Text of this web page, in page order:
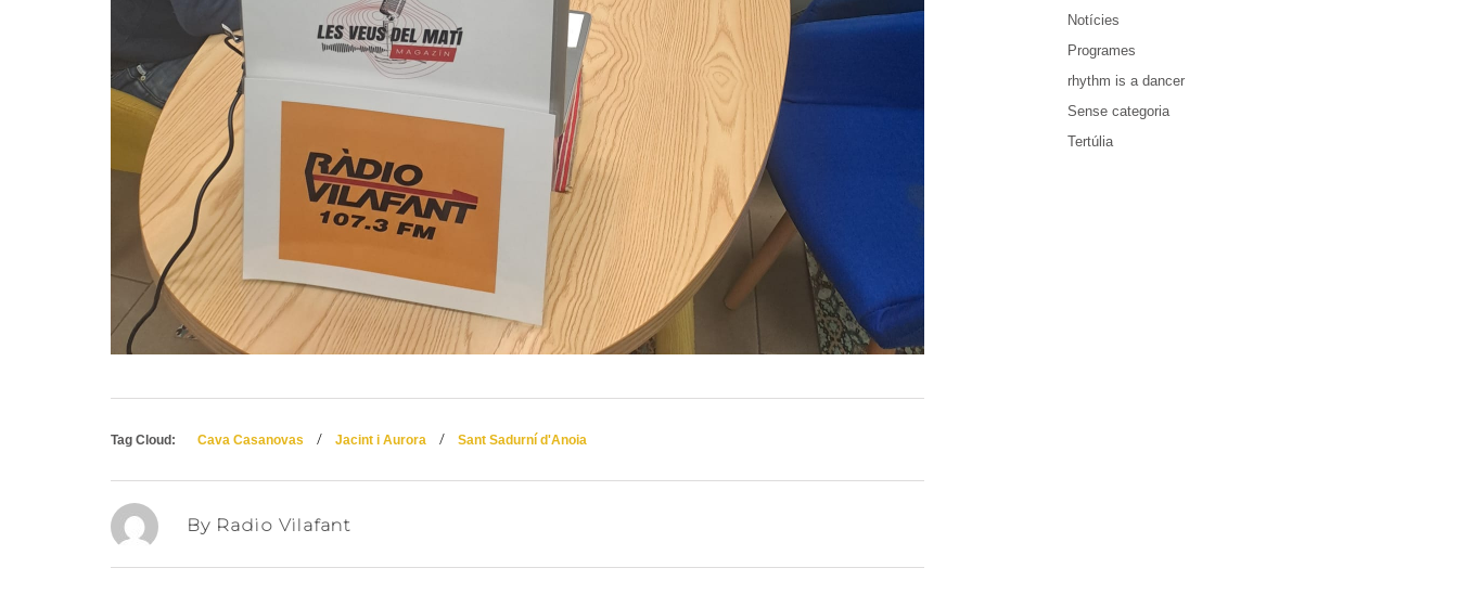
Tag Cloud: Cava Casanovas / Jacint i Aurora / Sant Sadurní d'Anoia
By Radio Vilafant
Notícies
Programes
rhythm is a dancer
Sense categoria
Tertúlia